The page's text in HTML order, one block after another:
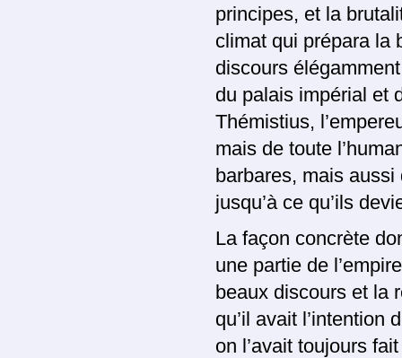
principes, et la
climat qui prépara la
discours
du palais impérial et
Thémistius,
mais de toute
barbares, mais
jusqu’à ce qu’ils
La façon concrète
une partie de
beaux discours et la
qu’il avait
on l’avait toujours